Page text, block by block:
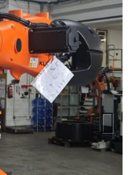
Next